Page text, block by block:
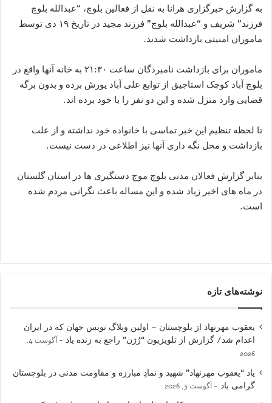
به گزارش خبرگزاری هرانا به نقل از فعالین بلوچ، “عبدالله بلوچ
فرزند” شریف و “عبدالله بلوچ” فرزند مجید در تاریخ ۱۹ دی توسط
ماموران امنیتی بازداشت شدند.
ماموران برای بازداشت نامبردگان ساعت ۲۱:۳۰ به خانه آنها واقع در
بلوچ آباد کوچک استاجیق از توابع علی آباد یورش برده و بدون برگه
قضایی وارد منزل شده و این دو نفر را با خود برده اند.
تا لحظه تنظیم این خبر تماسی با خانواده خود نداشته و از علت
بازداشت و محل نگه داری آنها نیز اطلاعی در دست نیست.
بنابر گزارش فعالان مدنی بلوچ موج دستگیری ها در استان گلستان
در ماه های اخیر زیاد شده و این مساله باعث نگرانی مردم شده
است.
نوشته‌های تازه
یعقوب مهرنهاد از بلوچستان – اولین وبلاگ نویس جهان که در ایران
اعدام شد/ گزارش از تلویزیون “رُژن” راجع به زنده یاد
آگوست 4,
2026
یاد “یعقوب مهرنهاد” شهید و نمادِ مبارزه و مقاومت مدنی در بلوچستان
گرامی باد
آگوست 3, 2026